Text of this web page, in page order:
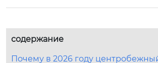
содержание
Почему в 2026 году